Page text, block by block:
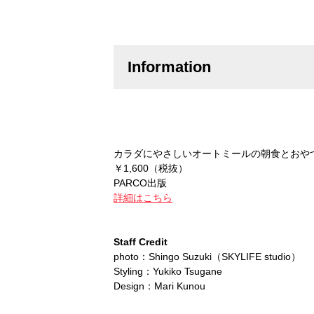
Information
カラダにやさしいオートミールの朝食とおや
￥1,600（税抜）
PARCO出版
詳細はこちら
Staff Credit
photo：Shingo Suzuki（SKYLIFE studio）
Styling：Yukiko Tsugane
Design：Mari Kunou